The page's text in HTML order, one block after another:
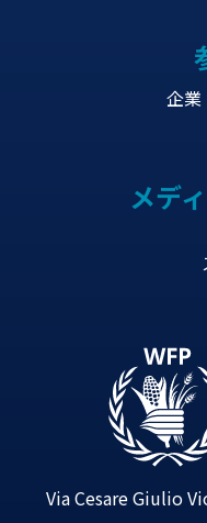
企業
メデ
Via Cesare Giulio